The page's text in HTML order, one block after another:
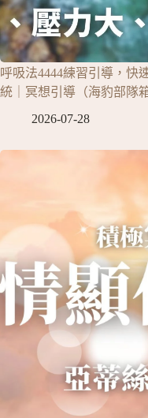
呼吸法4444練習引導，快
統｜冥想引導（海豹部隊
2026-07-28